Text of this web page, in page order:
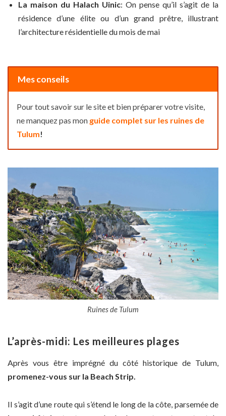
La maison du Halach Uinic: On pense qu’il s’agit de la
résidence d’une élite ou d’un grand prêtre, illustrant
l’architecture résidentielle du mois de mai
Mes conseils
Pour tout savoir sur le site et bien préparer votre visite,
ne manquez pas mon guide complet sur les ruines de
Tulum!
Ruines de Tulum
L’après-midi: Les meilleures plages
Après vous être imprégné du côté historique de Tulum,
promenez-vous sur la Beach Strip.
Il s’agit d’une route qui s’étend le long de la côte, parsemée de